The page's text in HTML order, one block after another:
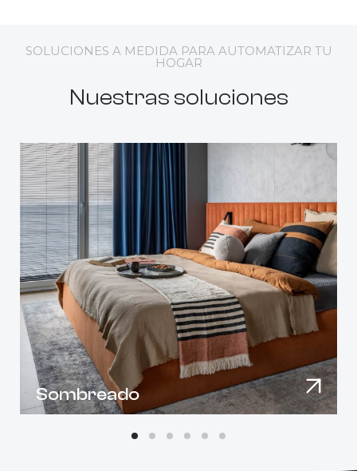
SOLUCIONES A MEDIDA PARA AUTOMATIZAR TU
HOGAR
Nuestras soluciones
Sombreado
3 4 5 6